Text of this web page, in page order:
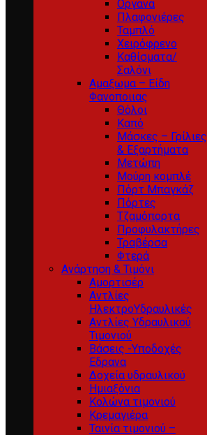
Οργανα
Πλαφονιέρες
Ταμπλό
Χειρόφρενο
Καθίσματα/
Σαλόνι
Αμαξωμα – Είδη
Φανοποιιας
Θόλοι
Καπό
Μάσκες – Γρίλιες
& Εξαρτήματα
Μετώπη
Μούρη κομπλέ
Πόρτ Μπαγκάζ
Πόρτες
Τζαμόπορτα
Προφυλακτήρες
Τραβέρσα
Φτερά
Ανάρτηση & Τιμόνι
Αμορτισέρ
Αντλίες
ΗλεκτροΥδραυλικές
Αντλίες Υδραυλικού
Τιμονιού
Βάσεις -Υποδοχές
Εδρανα
Δοχεία υδραυλικού
Ημιαξόνια
Κολώνα τιμονιού
Κρεμαγιέρα
Ταινία τιμονιού –